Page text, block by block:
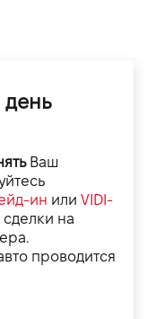
день
Ваш
ин или VIDI-
на
проводится